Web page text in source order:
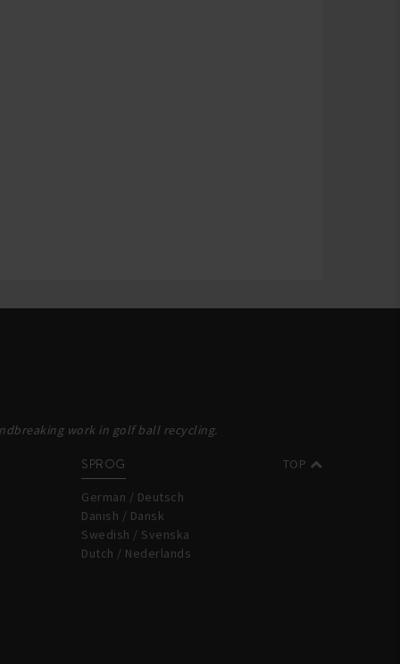
work in golf ball recycling.
TOP
SPROG
German / Deutsch
Danish / Dansk
Swedish / Svenska
Dutch / Nederlands